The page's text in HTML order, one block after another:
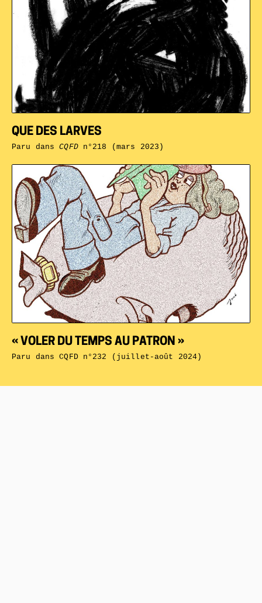
« VOLER DU TEMPS AU PATRON »
Paru dansCQFD n°232 (juillet-août 2024)
QUE DES LARVES
Paru dansCQFDn°218 (mars 2023)